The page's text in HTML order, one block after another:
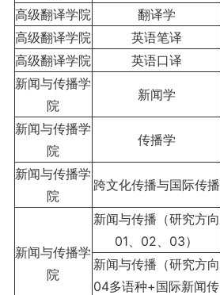
高级翻译学院 翻译学
高级翻译学院
英语笔译
高级翻译学院
英语口译
新闻与传播学
院
新闻学
新闻与传播学
院
传播学
新闻与传播学
院
跨文化传播与国际传播
新闻与传播学
院
新闻与传播（研究方向
01、02、03）
新闻与传播（研究方向
04多语种+国际新闻传